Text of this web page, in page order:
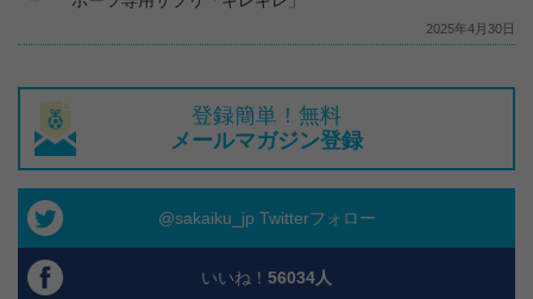
2025年4月30日
登録簡単！無料
メールマガジン登録
@sakaiku_jp Twitterフォロー
いいね！ 56034人